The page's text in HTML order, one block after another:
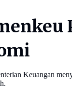
Keuangan